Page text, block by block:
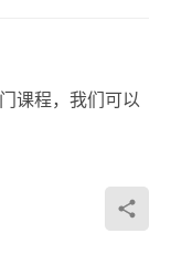
课程，我们可以